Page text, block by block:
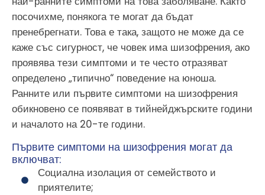
посочихме, понякога те могат да бъдат
пренебрегнати. Това е така, защото не може да се
каже със сигурност, че човек има шизофрения, ако
проявява тези симптоми и те често отразяват
определено „типично“ поведение на юноша.
Ранните или първите симптоми на шизофрения
обикновено се появяват в тийнейджърските години
и началото на 20-те години.
Първите симптоми на шизофрения могат да
включват:
Социална изолация от семейството и
приятелите;